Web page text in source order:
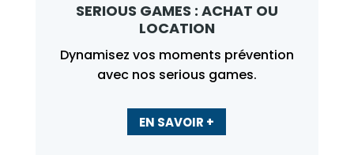
SERIOUS GAMES : ACHAT OU
LOCATION
Dynamisez vos moments prévention
avec nos serious games.
EN SAVOIR +